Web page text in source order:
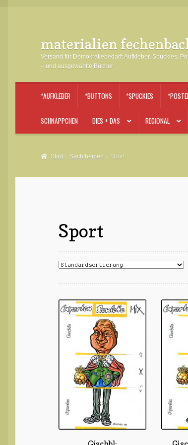
Navigation
springen
Inhalt
springen
materialien
Versand für Demokratiebedarf: Aufkleber, Spuckies,
– und ausgewählte Bücher
*AUFKLEBER *BUTTONS *SPUCKIES
SCHNÄPPCHEN DIES + DAS REGIONAL
Start Sachthemen Sport
Sport